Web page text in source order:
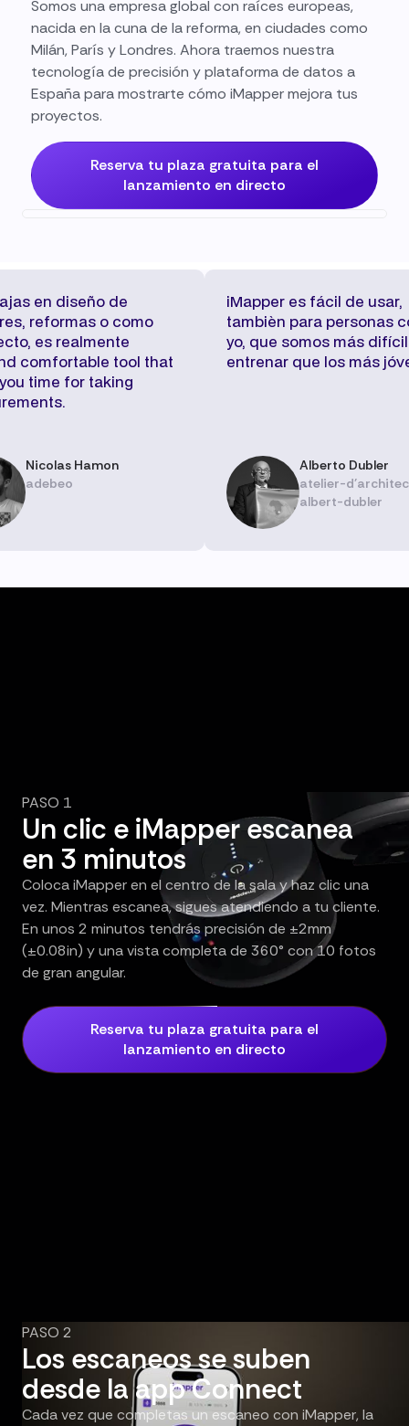
Somos una empresa global con raíces europeas,
nacida en la cuna de la reforma, en ciudades como
Milán, París y Londres. Ahora traemos nuestra
tecnología de precisión y plataforma de datos a
España para mostrarte cómo iMapper mejora tus
proyectos.
Reserva tu plaza gratuita para el
lanzamiento en directo
en diseño de
reformas o como
es realmente
comfortable tool that
time for taking
Nicolas Hamon
adebeo
iMapper es fácil de usar,
tambièn para personas
yo, que somos más
entrenar que los más
Alberto Dubler
atelier-
albert-dubler
PASO 1
Un clic e iMapper escanea
en 3 minutos
Coloca iMapper en el centro de la sala y haz clic una
vez. Mientras escanea, sigues atendiendo a tu cliente.
En unos 2 minutos tendrás precisión de ±2mm
(±0.08in) y una vista completa de 360° con 10 fotos
de gran angular.
Reserva tu plaza gratuita para el
lanzamiento en directo
PASO 2
Los escaneos se suben
desde la app Connect
Cada vez que completas un escaneo con iMapper, la